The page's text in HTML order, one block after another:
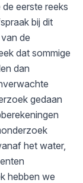
eerste reeks
bij dit
de
dat sommige
dan
gedaan
het water,
hebben we